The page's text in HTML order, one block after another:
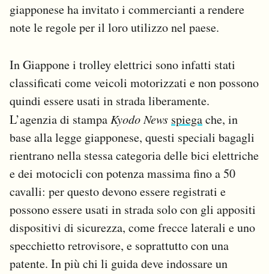
giapponese ha invitato i commercianti a rendere
note le regole per il loro utilizzo nel paese.
In Giappone i trolley elettrici sono infatti stati
classificati come veicoli motorizzati e non possono
quindi essere usati in strada liberamente.
L’agenzia di stampa Kyodo News spiegache, in
base alla legge giapponese, questi speciali bagagli
rientrano nella stessa categoria delle bici elettriche
e dei motocicli con potenza massima fino a 50
cavalli: per questo devono essere registrati e
possono essere usati in strada solo con gli appositi
dispositivi di sicurezza, come frecce laterali e uno
specchietto retrovisore, e soprattutto con una
patente. In più chi li guida deve indossare un